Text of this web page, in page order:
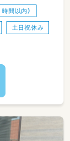
間以内）
土日祝休み